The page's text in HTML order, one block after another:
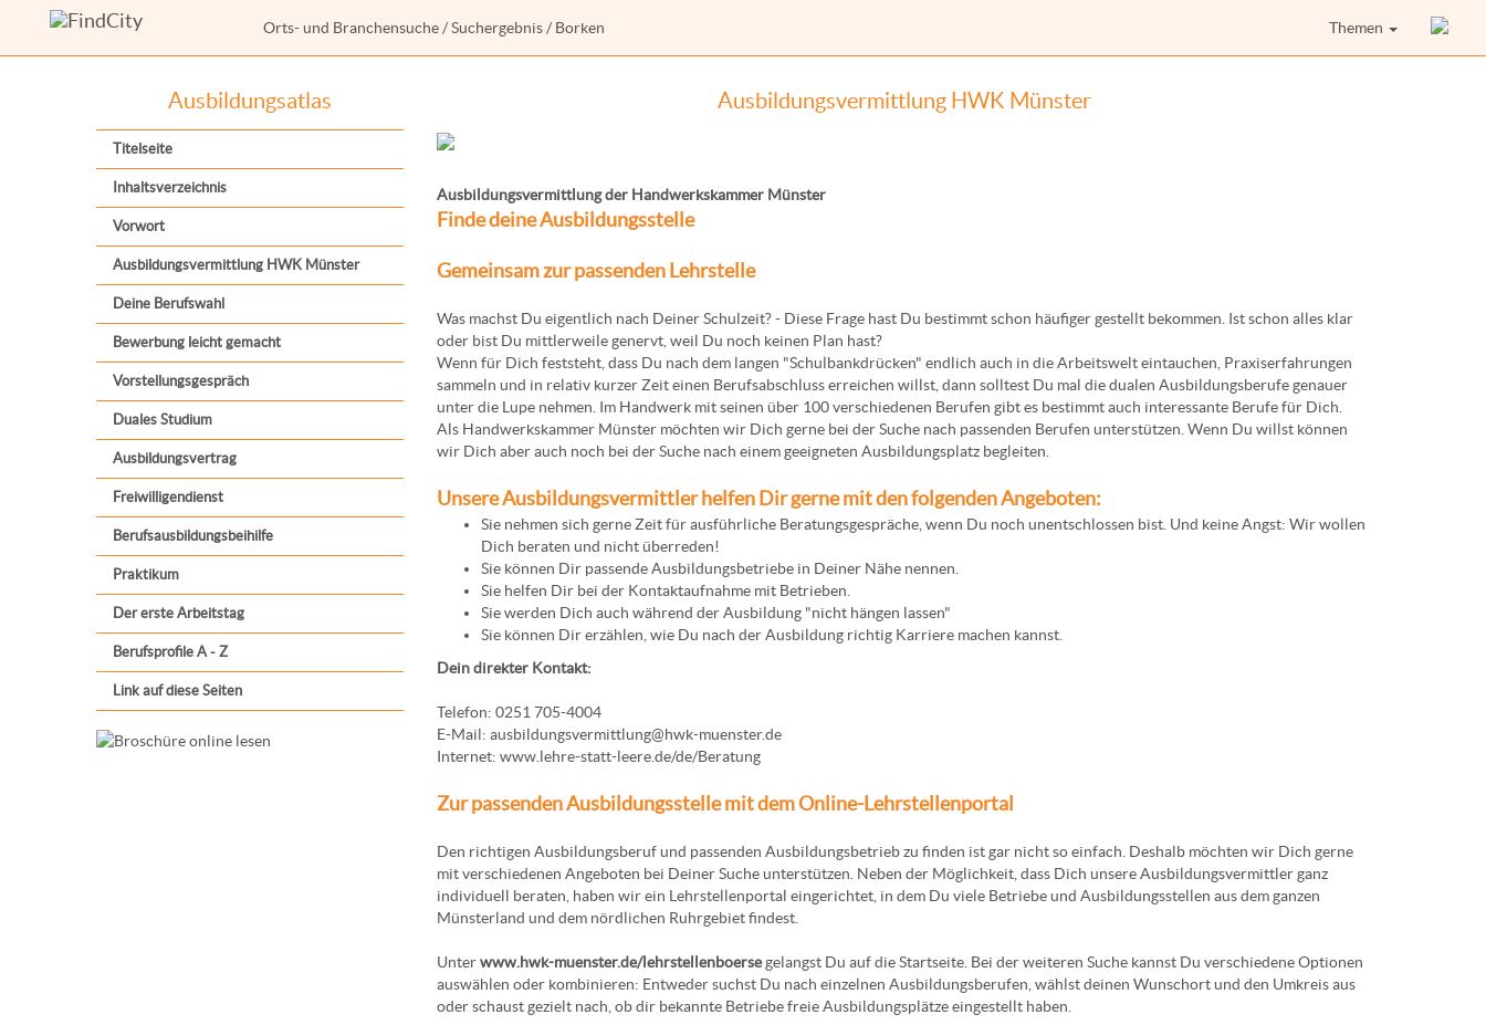
Orts- und Branchensuche /Suchergebnis / Borken Themen
Ausbildungsatlas
Titelseite
Inhaltsverzeichnis
Vorwort
Ausbildungsvermittlung HWK Münster
Deine Berufswahl
Bewerbung leicht gemacht
Vorstellungsgespräch
Duales Studium
Ausbildungsvertrag
Freiwilligendienst
Berufsausbildungsbeihilfe
Praktikum
Der erste Arbeitstag
Berufsprofile A - Z
Link auf diese Seiten
Ausbildungsvermittlung HWK Münster
Ausbildungsvermittlung der Handwerkskammer Münster
Finde deine Ausbildungsstelle
Gemeinsam zur passenden Lehrstelle
Was machst Du eigentlich nach Deiner Schulzeit? - Diese Frage hast Du bestimmt schon häufiger gestellt bekommen. Ist schon alles klar
oder bist Du mittlerweile genervt, weil Du noch keinen Plan hast?
Wenn für Dich feststeht, dass Du nach dem langen "Schulbankdrücken" endlich auch in die Arbeitswelt eintauchen, Praxiserfahrungen
sammeln und in relativ kurzer Zeit einen Berufsabschluss erreichen willst, dann solltest Du mal die dualen Ausbildungsberufe genauer
unter die Lupe nehmen. Im Handwerk mit seinen über 100 verschiedenen Berufen gibt es bestimmt auch interessante Berufe für Dich.
Als Handwerkskammer Münster möchten wir Dich gerne bei der Suche nach passenden Berufen unterstützen. Wenn Du willst können
wir Dich aber auch noch bei der Suche nach einem geeigneten Ausbildungsplatz begleiten.
Unsere Ausbildungsvermittler helfen Dir gerne mit den folgenden Angeboten:
Sie nehmen sich gerne Zeit für ausführliche Beratungsgespräche, wenn Du noch unentschlossen bist. Und keine Angst: Wir wollen
Dich beraten und nicht überreden!
Sie können Dir passende Ausbildungsbetriebe in Deiner Nähe nennen.
Sie helfen Dir bei der Kontaktaufnahme mit Betrieben.
Sie werden Dich auch während der Ausbildung "nicht hängen lassen"
Sie können Dir erzählen, wie Du nach der Ausbildung richtig Karriere machen kannst.
Dein direkter Kontakt:
Telefon: 0251 705-4004
E-Mail: ausbildungsvermittlung@hwk-muenster.de
Internet: www.lehre-statt-leere.de/de/Beratung
Zur passenden Ausbildungsstelle mit dem Online-Lehrstellenportal
Den richtigen Ausbildungsberuf und passenden Ausbildungsbetrieb zu finden ist gar nicht so einfach. Deshalb möchten wir Dich gerne
mit verschiedenen Angeboten bei Deiner Suche unterstützen. Neben der Möglichkeit, dass Dich unsere Ausbildungsvermittler ganz
individuell beraten, haben wir ein Lehrstellenportal eingerichtet, in dem Du viele Betriebe und Ausbildungsstellen aus dem ganzen
Münsterland und dem nördlichen Ruhrgebiet findest.
Unterwww.hwk-muenster.de/lehrstellenboersegelangst Du auf die Startseite. Bei der weiteren Suche kannst Du verschiedene Optionen
auswählen oder kombinieren: Entweder suchst Du nach einzelnen Ausbildungsberufen, wählst deinen Wunschort und den Umkreis aus
oder schaust gezielt nach, ob dir bekannte Betriebe freie Ausbildungsplätze eingestellt haben.